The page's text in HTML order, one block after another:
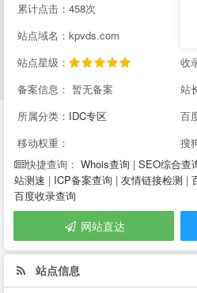
累计点击：458次
站点域名：kpvds.com
站点星级：
收
备案信息： 暂无备案
站
所属分类： IDC专区
百
移动权重：
搜
快捷查询： Whois查询 | SEO综合查
站测速 | ICP备案查询 | 友情链接检测 |
百度收录查询
网站直达
站点信息